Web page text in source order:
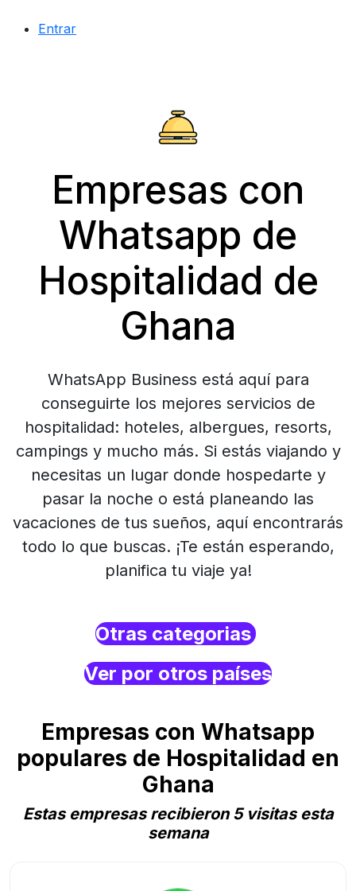
Entrar
Empresas con
Whatsapp de
Hospitalidad de
Ghana
WhatsApp Business está aquí para
conseguirte los mejores servicios de
hospitalidad: hoteles, albergues, resorts,
campings y mucho más. Si estás viajando y
necesitas un lugar donde hospedarte y
pasar la noche o está planeando las
vacaciones de tus sueños, aquí encontrarás
todo lo que buscas. ¡Te están esperando,
planifica tu viaje ya!
Otras categorias
Ver por otros países
Empresas con Whatsapp
populares de Hospitalidad en
Ghana
Estas empresas recibieron 5 visitas esta
semana